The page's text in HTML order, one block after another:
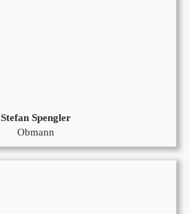
Stefan Spengler
Obmann